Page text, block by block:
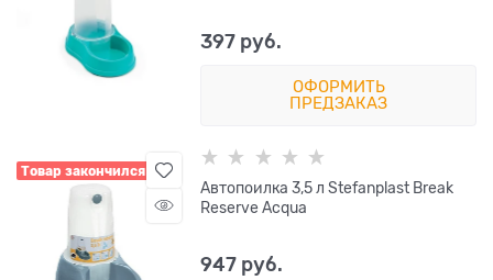
397 руб.
ОФОРМИТЬ
ПРЕДЗАКАЗ
Товар закончился
Автопоилка 3,5 л Stefanplast Break
Reserve Acqua
947 руб.